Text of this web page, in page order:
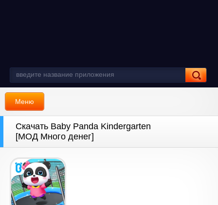
Меню
Скачать Baby Panda Kindergarten
[МОД Много денег]